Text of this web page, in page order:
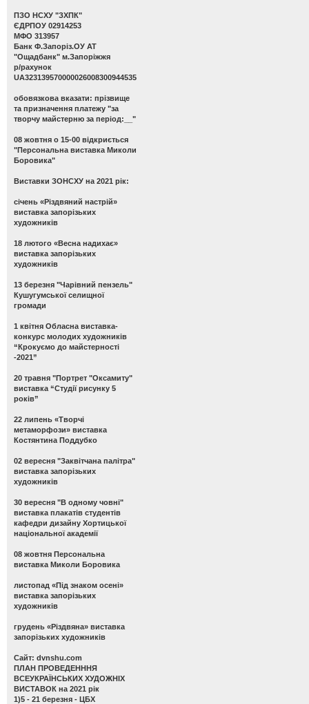
ПЗО НСХУ "ЗХПК"
ЄДРПОУ 02914253
МФО 313957
Банк Ф.Запоріз.ОУ АТ
"Ощадбанк" м.Запоріжжя
р/рахунок
UA323139570000026008300944535
обовязкова вказати: прізвище
та призначення платежу "за
творчу майстерню за період:__"
08 жовтня о 15-00 відкриється
"Персональна виставка Миколи
Боровика"
Виставки ЗОНСХУ на 2021 рік:
січень «Різдвяний настрій»
виставка запорізьких
художників
18 лютого «Весна надихає»
виставка запорізьких
художників
13 березня "Чарівний пензель"
Кушугумської селищної
громади
1 квітня Обласна виставка-
конкурс молодих художників
“Крокуємо до майстерності
-2021”
20 травня "Портрет "Оксамиту"
виставка “Студії рисунку 5
років”
22 липень «Творчі
метаморфози» виставка
Костянтина Поддубко
02 вересня "Заквітчана палітра"
виставка запорізьких
художників
30 вересня "В одному човні"
виставка плакатів студентів
кафедри дизайну Хортицької
національної академії
08 жовтня Персональна
виставка Миколи Боровика
листопад «Під знаком осені»
виставка запорізьких
художників
грудень «Різдвяна» виставка
запорізьких художників
Сайт: dvnshu.com
ПЛАН ПРОВЕДЕНННЯ
ВСЕУКРАЇНСЬКИХ ХУДОЖНІХ
ВИСТАВОК на 2021 рік
1)5 - 21 березня - ЦБХ